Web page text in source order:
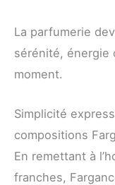
La parfumerie
sérénité, énergie
moment.
Simplicité
compositions
En remettant à
franches,